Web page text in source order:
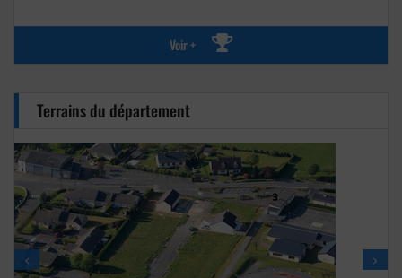
Voir +
Terrains du département